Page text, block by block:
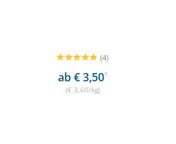
(4)
ab € 3,501
(€ 3,60/kg)